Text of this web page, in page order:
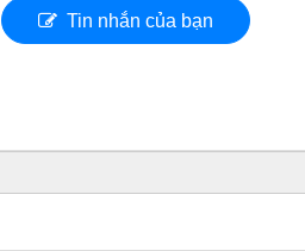
Tin nhắn của bạn